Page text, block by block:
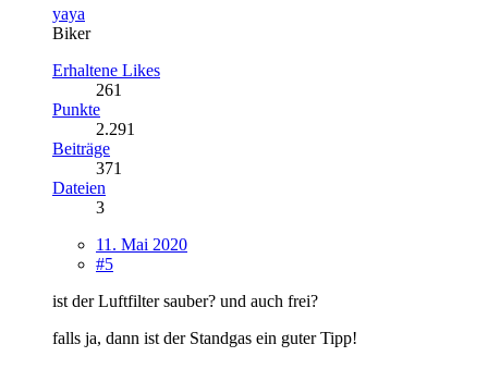
yaya
Biker
Erhaltene Likes
261
Punkte
2.291
Beiträge
371
Dateien
3
11. Mai 2020
#5
ist der Luftfilter sauber? und auch frei?
falls ja, dann ist der Standgas ein guter Tipp!